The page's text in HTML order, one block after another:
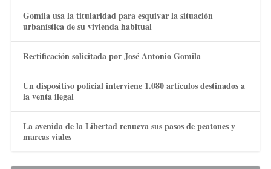
Gomila usa la titularidad para esquivar la situación
urbanística de su vivienda habitual
Rectificación solicitada por José Antonio Gomila
Un dispositivo policial interviene 1.080 artículos destinados a
la venta ilegal
La avenida de la Libertad renueva sus pasos de peatones y
marcas viales